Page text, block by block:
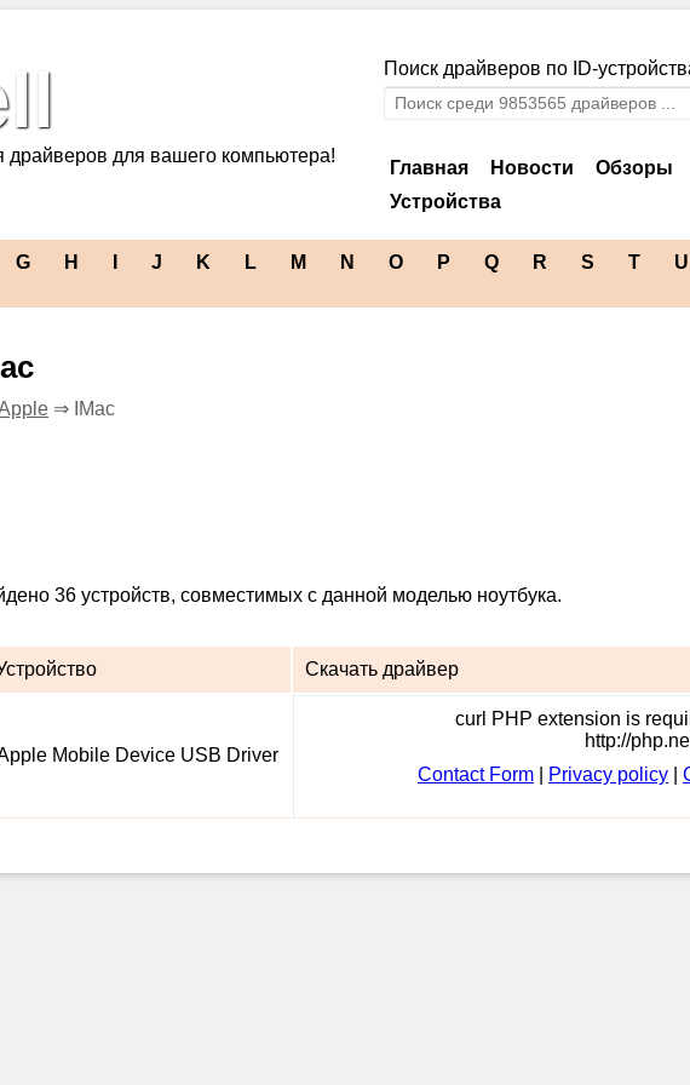
драйверов для вашего компьютера!
Поиск драйверов по ID-
Главная Новости Обзоры
Устройства
G H J K L M N O P Q R S T U
⇒ IMac
36 устройств, совместимых с данной моделью ноутбука.
Скачать драйвер
Mobile Device USB Driver
curl PHP extension is
http://
Contact Form
Privacy policy